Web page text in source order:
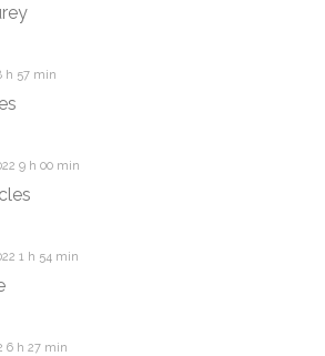
h 57 min
9 h 00 min
1 h 54 min
6 h 27 min